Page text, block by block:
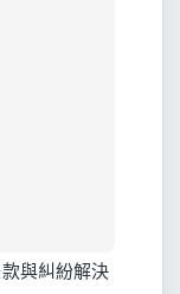
與糾紛解決